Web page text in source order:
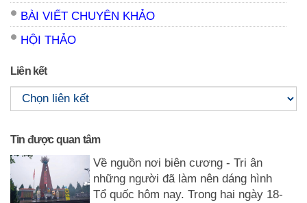
BÀI VIẾT CHUYÊN KHẢO
HỘI THẢO
Liên kết
Tin được quan tâm
Về nguồn nơi biên cương - Tri ân
những người đã làm nên dáng hình
Tổ quốc hôm nay. Trong hai ngày 18-